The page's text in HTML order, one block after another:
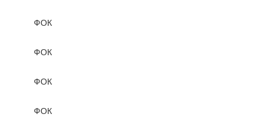
ФОК
ФОК
ФОК
ФОК